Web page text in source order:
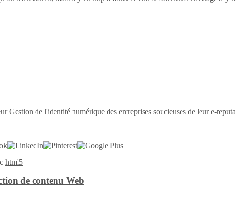
Gestion de l'identité numérique des entreprises soucieuses de leur e-
html5
de contenu Web